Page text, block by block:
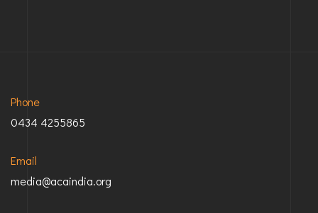
Phone
0434 4255865
Email
media@acaindia.org